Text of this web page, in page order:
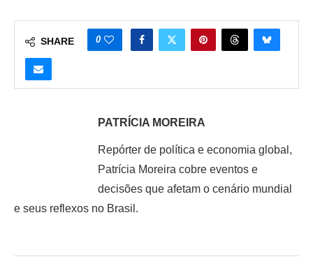
SHARE 0
PATRÍCIA MOREIRA
Repórter de política e economia global,
Patrícia Moreira cobre eventos e
decisões que afetam o cenário mundial
e seus reflexos no Brasil.